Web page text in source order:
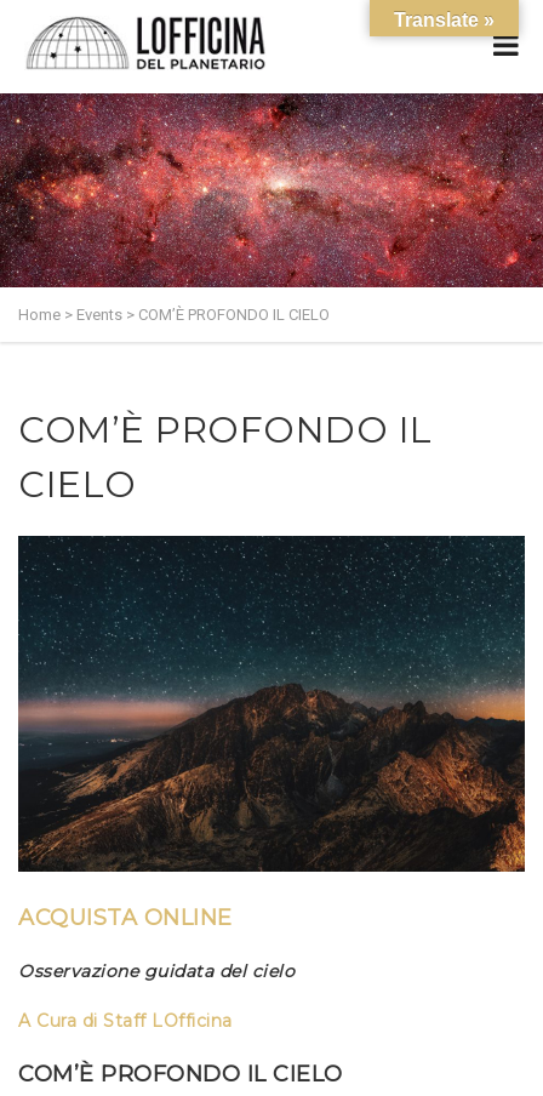
Home > Events > COM’È PROFONDO IL CIELO
COM’È PROFONDO IL
CIELO
ACQUISTA ONLINE
Osservazione guidata del cielo
A Cura di Staff LOfficina
COM’È PROFONDO IL CIELO
Translate »